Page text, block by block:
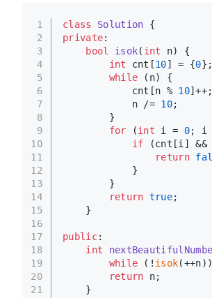
1
2
3
4
5
6
7
8
9
10
11
12
13
14
15
16
17
18
19
20
21
class Solution {
private:
bool
isok( int n)
{
int cnt[10] = {0};
while (n) {
            cnt[n %
10]++;
            n /=
10;
        }
for (int i = 0; i
if (cnt[i]
return
            }
        }
return true;
    }
public:
int
while (! isok
return n;
    }